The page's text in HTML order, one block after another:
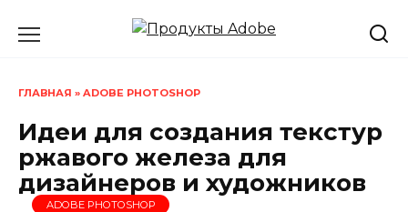
ГЛАВНАЯ » ADOBE PHOTOSHOP
Идеи для создания текстур
ржавого железа для
дизайнеров и художников
ADOBE PHOTOSHOP